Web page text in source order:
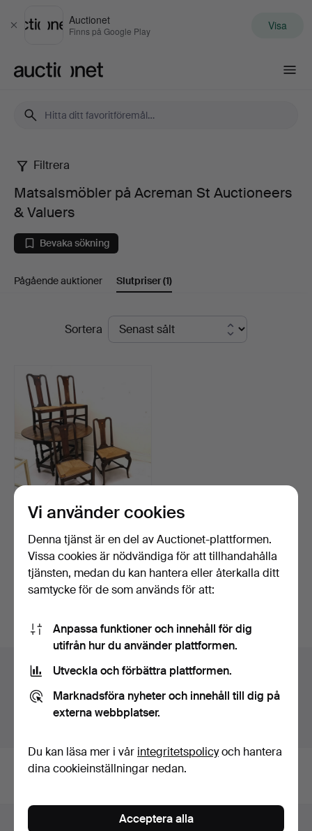
Stäng
Auctionet
Finns på Google Play Visa
Matsalsmöbler
på
Acreman
St
Valuers
Filtrera
Matsalsmöbler på Acreman St Auctioneers
& Valuers
Bevaka sökning
Pågående auktioner Slutpriser(1)
SlutpriserSortera
ANTIKT EKBORD T/B 4 x
STOLAR.
Klubbades 12 aug 2025
3 bud
41 USD
Auktionsarkivet
Du söker i vårt arkiv över avslutade auktioner.
Sidfotsnavigation
Hjälp och kontakt
Vi använder cookies
Denna tjänst är en del av Auctionet-plattformen.
Vissa cookies är nödvändiga för att tillhandahålla
tjänsten, medan du kan hantera eller återkalla ditt
samtycke för de som används för att:
Anpassa funktioner och innehåll för dig
utifrån hur du använder plattformen.
Utveckla och förbättra plattformen.
Marknadsföra nyheter och innehåll till dig på
externa webbplatser.
Du kan läsa mer i vår integritetspolicyoch hantera
dina cookieinställningar nedan.
Acceptera alla